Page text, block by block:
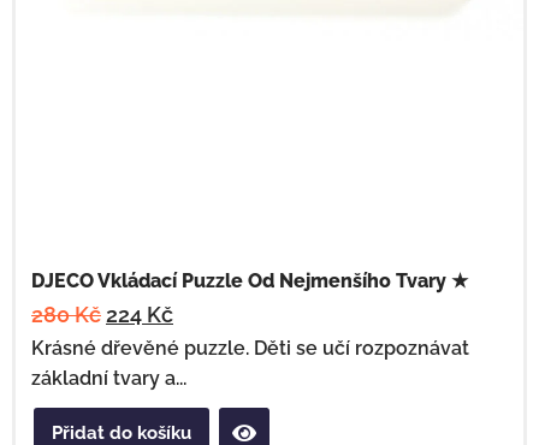
DJECO Vkládací Puzzle Od Nejmenšího Tvary ★
280Kč224 Kč
Krásné dřevěné puzzle. Děti se učí rozpoznávat
základní tvary a...
Přidat do košíku